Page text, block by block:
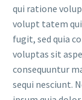
qui ratione
volupt tatem
fugit, sed quia
voluptas sit
consequuntur
sequi nesciunt.